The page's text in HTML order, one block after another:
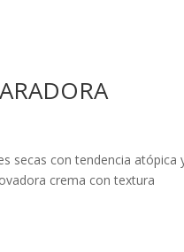
secas con tendencia atópica
crema con textura